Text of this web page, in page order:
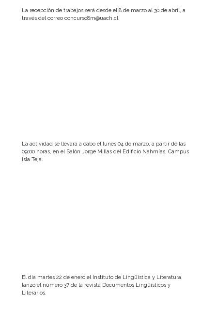
La recepción de trabajos será desde el 8 de marzo al 30 de abril, a
través del correo concurso8m@uach.cl
La actividad se llevará a cabo el lunes 04 de marzo, a partir de las
09:00 horas, en el Salón Jorge Millas del Edificio Nahmías, Campus
Isla Teja.
El día martes 22 de enero el Instituto de Lingüística y Literatura,
lanzó el número 37 de la revista Documentos Lingüísticos y
Literarios.